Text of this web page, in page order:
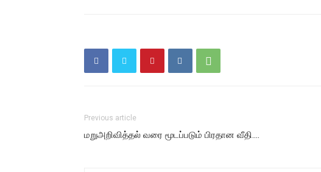
Previous article
மறுஅறிவித்தல் வரை மூடப்படும் பிரதான வீதி….